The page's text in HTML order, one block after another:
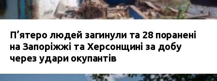
П’ятеро людей загинули та 28 поранені
на Запоріжжі та Херсонщині за добу
через удари окупантів